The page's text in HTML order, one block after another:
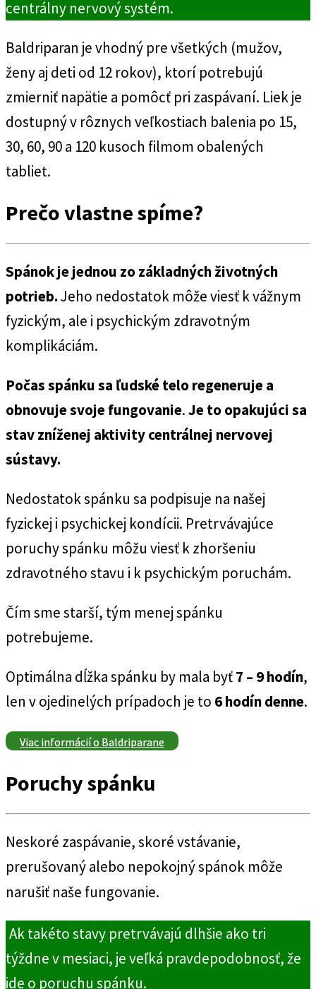
centrálny nervový systém.
Baldriparan je vhodný pre všetkých (mužov,
ženy aj deti od 12 rokov), ktorí potrebujú
zmierniť napätie a pomôcť pri zaspávaní. Liek je
dostupný v rôznych veľkostiach balenia po 15,
30, 60, 90 a 120 kusoch filmom obalených
tabliet.
Prečo vlastne spíme?
Spánok je jednou zo základných životných
potrieb.Jeho nedostatok môže viesť k vážnym
fyzickým, ale i psychickým zdravotným
komplikáciám.
Počas spánku sa ľudské telo regeneruje a
obnovuje svoje fungovanie.Je to opakujúci sa
stav zníženej aktivity centrálnej nervovej
sústavy.
Nedostatok spánku sa podpisuje na našej
fyzickej i psychickej kondícii. Pretrvávajúce
poruchy spánku môžu viesť k zhoršeniu
zdravotného stavu i k psychickým poruchám.
Čím sme starší, tým menej spánku
potrebujeme.
Optimálna dĺžka spánku by mala byť7 – 9 hodín,
len v ojedinelých prípadoch je to 6 hodín denne.
Viac informácií o Baldriparane
Poruchy spánku
Neskoré zaspávanie, skoré vstávanie,
prerušovaný alebo nepokojný spánok môže
narušiť naše fungovanie.
Ak takéto stavy pretrvávajú dlhšie ako tri
týždne v mesiaci, je veľká pravdepodobnosť, že
ide o poruchu spánku.